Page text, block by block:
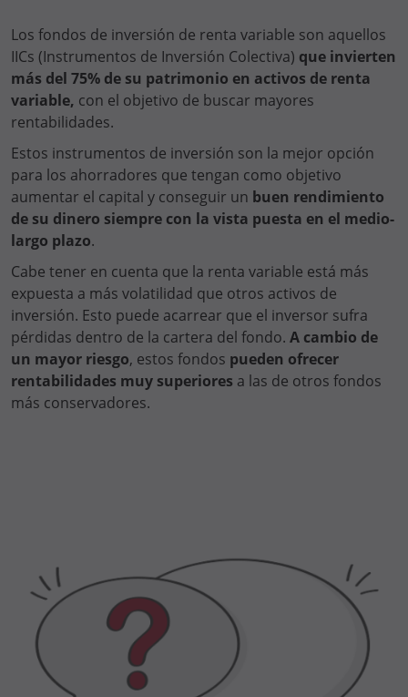
Los fondos de inversión de renta variable son aquellos
IICs (Instrumentos de Inversión Colectiva) que invierten
más del 75% de su patrimonio en activos de renta
variable, con el objetivo de buscar mayores
rentabilidades.
Estos instrumentos de inversión son la mejor opción
para los ahorradores que tengan como objetivo
aumentar el capital y conseguir un buen rendimiento
de su dinero siempre con la vista puesta en el medio-
largo plazo.
Cabe tener en cuenta que la renta variable está más
expuesta a más volatilidad que otros activos de
inversión. Esto puede acarrear que el inversor sufra
pérdidas dentro de la cartera del fondo. A cambio de
un mayor riesgo, estos fondos pueden ofrecer
rentabilidades muy superiores a las de otros fondos
más conservadores.